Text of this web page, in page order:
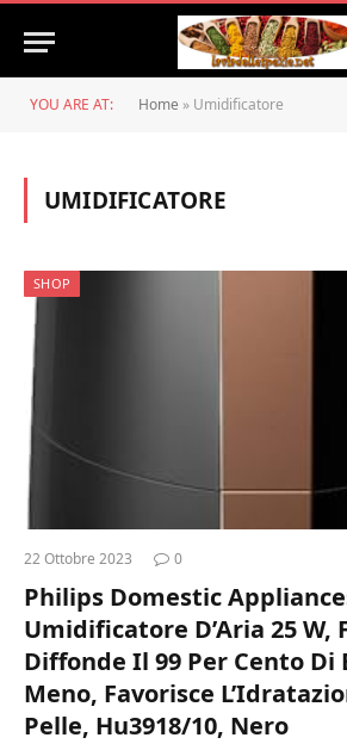
YOU ARE AT: Home » Umidificatore
UMIDIFICATORE
SHOP
22 Ottobre 2023 0
Philips Domestic
Umidificatore D’Aria 25 W,
Diffonde Il 99 Per Cento
Meno, Favorisce
Pelle, Hu3918/10, Nero